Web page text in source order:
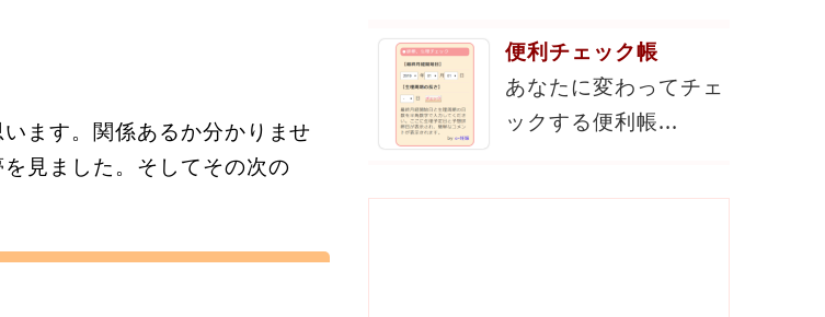
ます。関係あるか分かりませ
見ました。そしてその次の
便利チェック帳
あなたに変わってチェ
ックする便利帳...